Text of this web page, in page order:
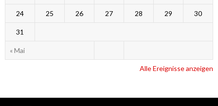
« Mai
24 25 26 27 28 29 30
31
Alle Ereignisse anzeigen